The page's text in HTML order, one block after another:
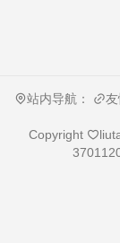
站内导航：
Copyright